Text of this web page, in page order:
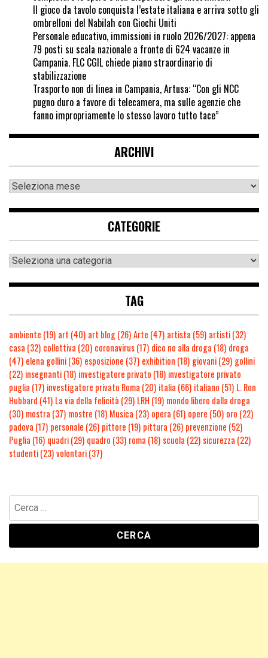
Il gioco da tavolo conquista l’estate italiana e arriva sotto gli
ombrelloni del Nabilah con Giochi Uniti
Personale educativo, immissioni in ruolo 2026/2027: appena
79 posti su scala nazionale a fronte di 624 vacanze in
Campania. FLC CGIL chiede piano straordinario di
stabilizzazione
Trasporto non di linea in Campania, Artusa: “Con gli NCC
pugno duro a favore di telecamera, ma sulle agenzie che
fanno impropriamente lo stesso lavoro tutto tace”
ARCHIVI
CATEGORIE
TAG
ambiente (19) art (40) art blog(26)Arte (47) artista (59) artisti(32)
casa (32) collettiva (20) coronavirus(17) dico no alla droga (18) droga
(47) elena gollini(36) esposizione (37) exhibition (18) giovani(29) gollini
(22) insegnanti(18) investigatore privato (18) investigatore privato
puglia (17) investigatore privato Roma (20) italia (66) italiano (51) L. Ron
Hubbard (41) La via della felicità (29) LRH (19) mondo libero dalla droga
(30) mostra (37) mostre (18) Musica (23) opera (61) opere (50) oro (22)
padova (17) personale (26) pittore (19) pittura (26) prevenzione (52)
Puglia (16) quadri(29) quadro (33) roma (18) scuola (22) sicurezza (22)
studenti(23)volontari(37)